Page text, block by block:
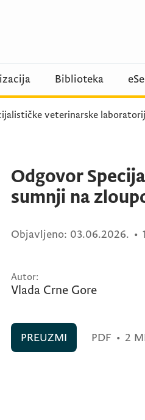
Biblioteka
veterinarske
Odgovor
sumnji na
Objavljeno: 03.06.2026. •
Autor:
Vlada Crne Gore
PREUZMI PDF • 2